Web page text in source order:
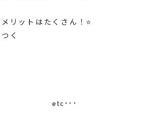
リットはたくさん！⭐️
く
解消 etc･･･